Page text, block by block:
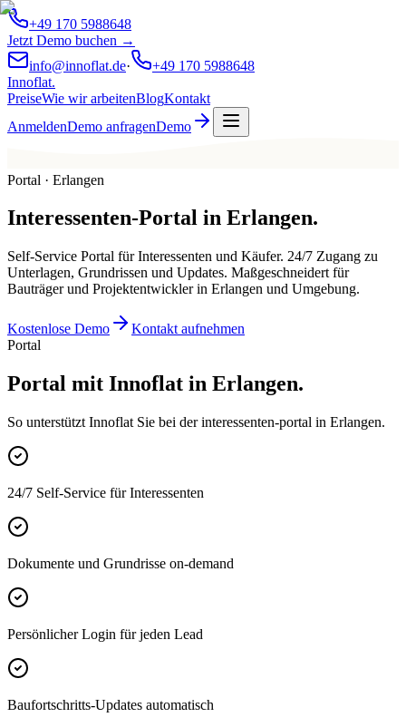
+49 170 5988648
Jetzt Demo buchen →
info@innoflat.de·
+49 170 5988648
Innoflat.
PreiseWie wir arbeitenBlogKontakt
AnmeldenDemo anfragenDemo
Portal · Erlangen
Interessenten-Portal in Erlangen.
Self-Service Portal für Interessenten und Käufer. 24/7 Zugang zu
Unterlagen, Grundrissen und Updates. Maßgeschneidert für
Bauträger und Projektentwickler in Erlangen und Umgebung.
Kostenlose Demo
Kontakt aufnehmen
Portal
Portal mit Innoflat in Erlangen.
So unterstützt Innoflat Sie bei der interessenten-portal in Erlangen.
24/7 Self-Service für Interessenten
Dokumente und Grundrisse on-demand
Persönlicher Login für jeden Lead
Baufortschritts-Updates automatisch